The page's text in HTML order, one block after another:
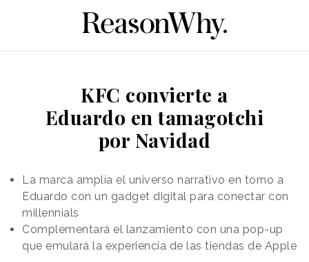
KFC convierte a
Eduardo en tamagotchi
por Navidad
La marca amplía el universo narrativo en torno a
Eduardo con un gadget digital para conectar con
millennials
Complementará el lanzamiento con una pop-up
que emulará la experiencia de las tiendas de Apple